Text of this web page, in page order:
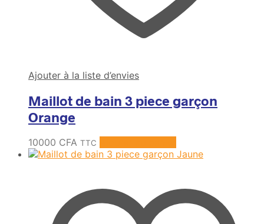
Ajouter à la liste d’envies
Maillot de bain 3 piece garçon
Orange
10000 CFA TTC